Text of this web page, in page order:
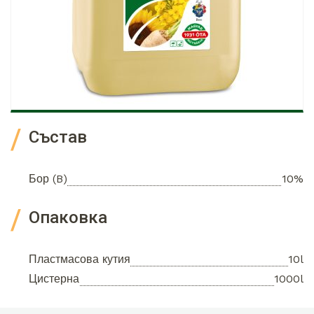
Състав
Бор (B) 10%
Опаковка
Пластмасова кутия
10l
Цистерна
1000l